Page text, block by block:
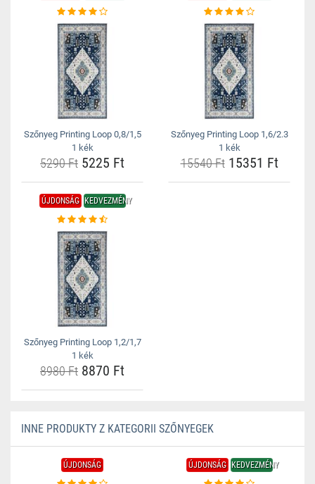
Szőnyeg Printing Loop 0,8/1,5
1 kék
5290 Ft 5225 Ft
Szőnyeg Printing Loop 1,6/2.3
1 kék
15540 Ft15351 Ft
ÚJDONSÁG KEDVEZMÉNY
Szőnyeg Printing Loop 1,2/1,7
1 kék
8980 Ft 8870 Ft
INNE PRODUKTY Z KATEGORII SZŐNYEGEK
ÚJDONSÁG ÚJDONSÁG KEDVEZMÉNY